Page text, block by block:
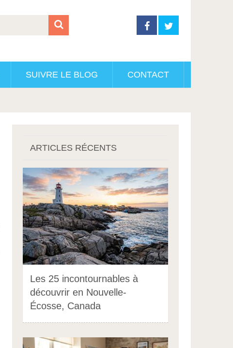
SUIVRE LE BLOG CONTACT
ARTICLES RÉCENTS
Les 25 incontournables à
découvrir en Nouvelle-
Écosse, Canada